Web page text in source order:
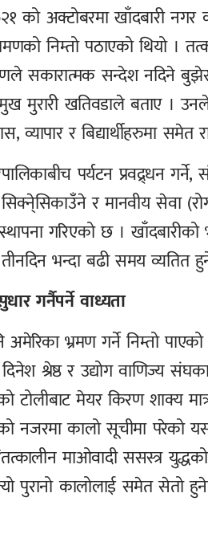
अक्टोबरमा खाँदबारी नगर
निम्तो पठाएको थियो ।
सकारात्मक सन्देश नदिने
मुरारी खतिवडाले बताए ।
र बिद्यार्थीहरुमा समेत
पर्यटन प्रवद्र्धन
र मानवीय सेवा
गरिएको छ । खाँदबारीको
भन्दा बढी समय व्यतित
गर्नैपर्ने वाध्यता
भ्रमण गर्ने निम्तो
श्रेष्ठ र उद्योग वाणिज्य
टोलीबाट मेयर किरण शाक्य
नजरमा कालो सूचीमा परेको
माओवादी ससस्त्र
पुरानो कालोलाई समेत सेतो